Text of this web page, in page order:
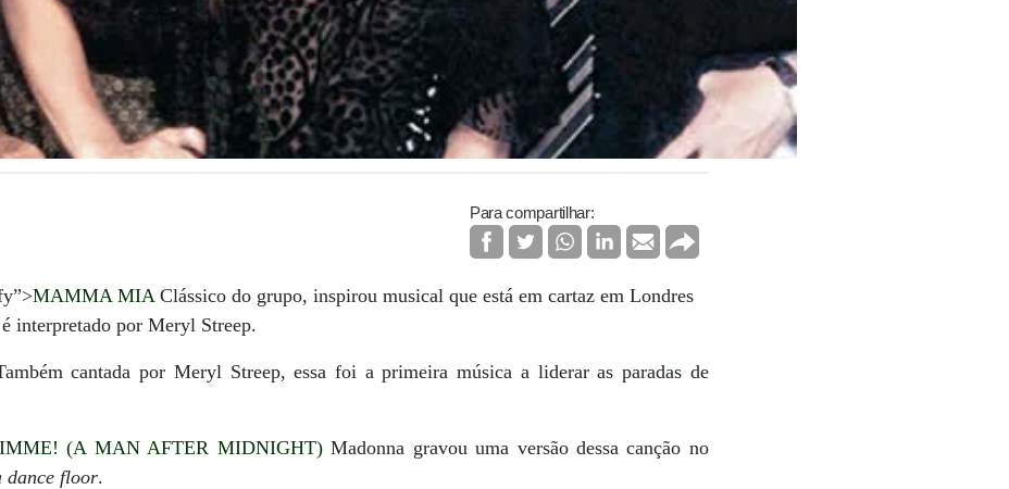
Para compartilhar:
MAMMA MIAClássico do grupo, inspirou musical que está em cartaz em Londres
interpretado por Meryl Streep.
cantada por Meryl Streep, essa foi a primeira música a liderar as paradas de
(A MAN AFTER MIDNIGHT)Madonna gravou uma versão dessa canção no
dance floor.